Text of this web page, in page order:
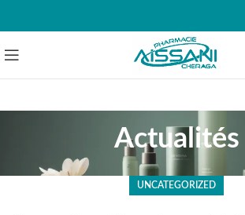
Actualités
UNCATEGORIZED